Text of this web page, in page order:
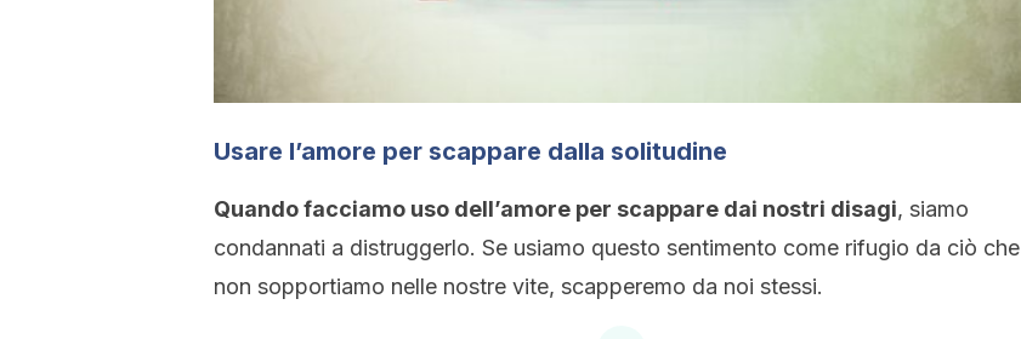
Usare l’amore per scappare dalla solitudine
Quando facciamo uso dell’amore per scappare dai nostri disagi, siamo
condannati a distruggerlo. Se usiamo questo sentimento come rifugio da ciò che
non sopportiamo nelle nostre vite, scapperemo da noi stessi.